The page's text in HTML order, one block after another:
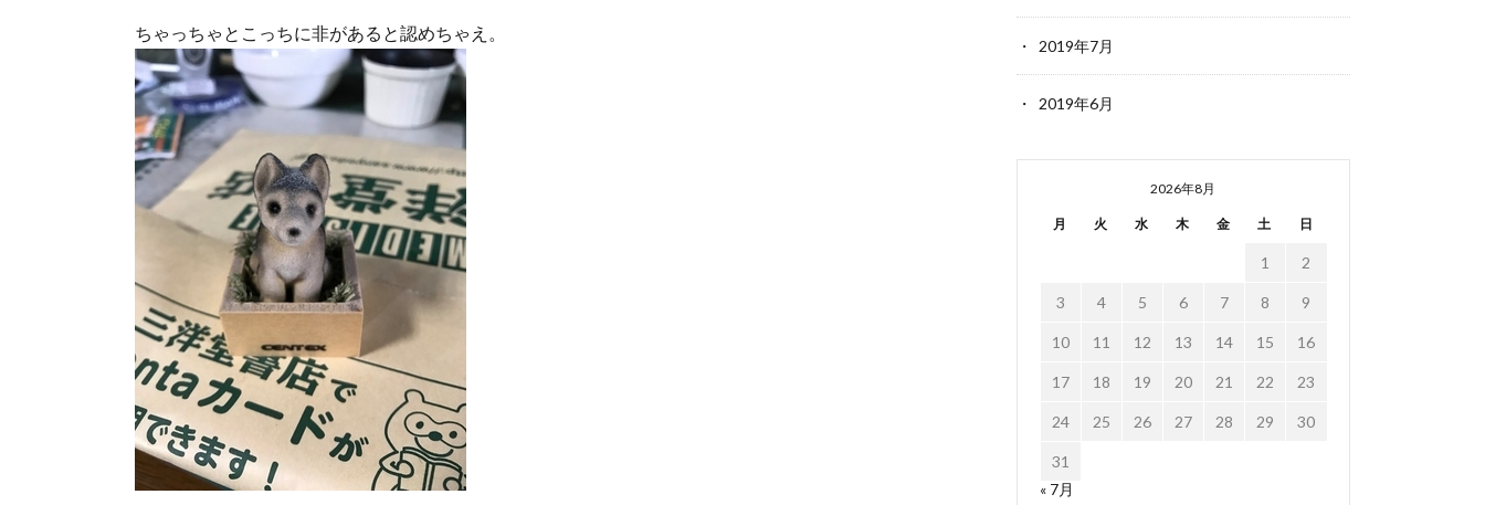
ちゃっちゃとこっちに非があると認めちゃえ。
2019年7月
2019年6月
2026年8月
月 火 水 木 金 土 日
1 2
3 4 5 6 7 8 9
10 11 12 13 14 15 16
17 18 19 20 21 22 23
24 25 26 27 28 29 30
31
« 7月